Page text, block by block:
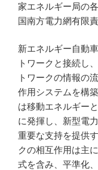
家エネルギー局の
国南方電力網有限
新エネルギー自動
トワークと接続し
トワークの情報の
作用システムを構
は移動エネルギー
に発揮し、新型電
重要な支持を提供
クの相互作用は主
式を含み、平準化